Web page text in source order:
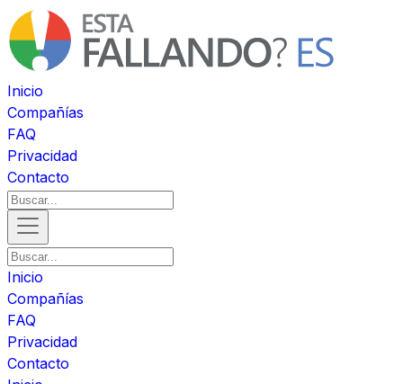
Inicio
Compañías
FAQ
Privacidad
Contacto
Inicio
Compañías
FAQ
Privacidad
Contacto